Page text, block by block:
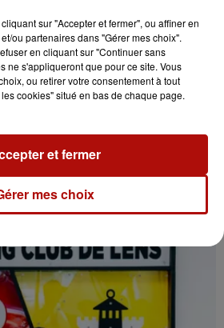
: le préfet du Pas-de-Calais
sur "Accepter et fermer", ou affiner en
ou partenaires dans "Gérer mes choix".
en cliquant sur "Continuer sans
ne s'appliqueront que pour ce site. Vous
ou retirer votre consentement à tout
cookies" situé en bas de chaque page.
mes choix
et fermer